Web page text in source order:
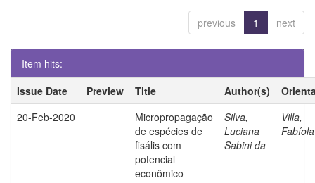
previous 1 next
Item hits:
Issue Date
Preview Title Author(s)
20-Feb-2020
Micropropagação
de espécies de
fisális com
potencial
econômico
Silva,
Luciana
Sabini da
Villa,
Fabíola